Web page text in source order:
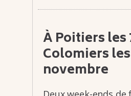
À Poitiers les
Colo­miers les
novembre